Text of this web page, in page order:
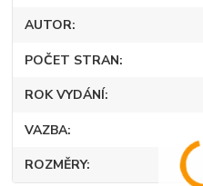
AUTOR
POČET STRAN
ROK VYDÁNÍ
VAZBA
ROZMĚRY